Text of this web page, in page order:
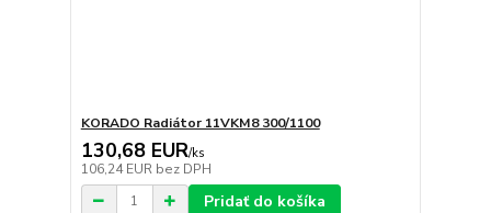
KORADO Radiátor 11VKM8 300/1100
130,68 EUR/ks
106,24 EUR bez DPH
Pridať do košíka